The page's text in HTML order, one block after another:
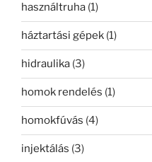
használtruha (1)
háztartási gépek (1)
hidraulika (3)
homok rendelés (1)
homokfúvás (4)
injektálás (3)